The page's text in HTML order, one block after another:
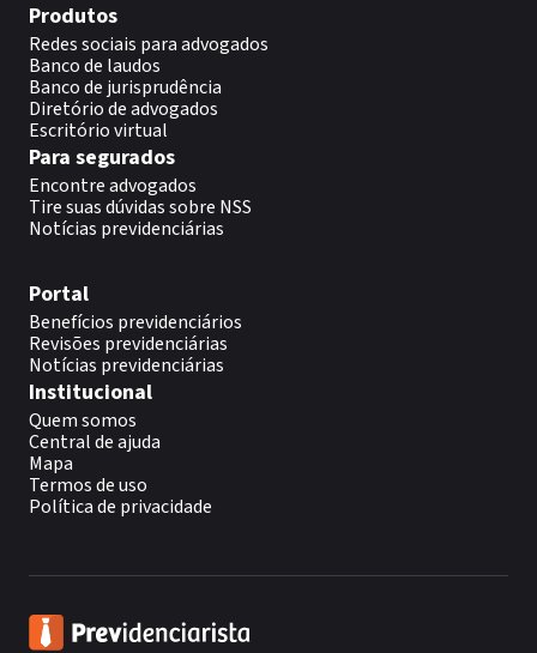
Produtos
Redes sociais para advogados
Banco de laudos
Banco de jurisprudência
Diretório de advogados
Escritório virtual
Para segurados
Encontre advogados
Tire suas dúvidas sobre NSS
Notícias previdenciárias
Portal
Benefícios previdenciários
Revisões previdenciárias
Notícias previdenciárias
Institucional
Quem somos
Central de ajuda
Mapa
Termos de uso
Política de privacidade